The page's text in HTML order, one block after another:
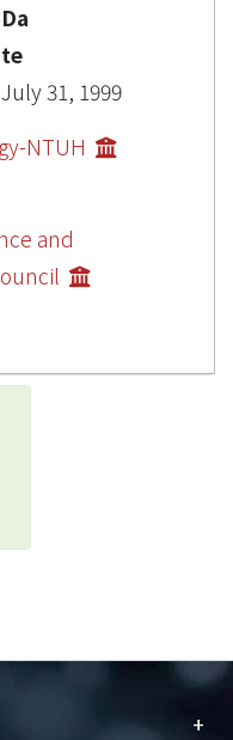
Da
te
July 31, 1999
NTUH
and
+